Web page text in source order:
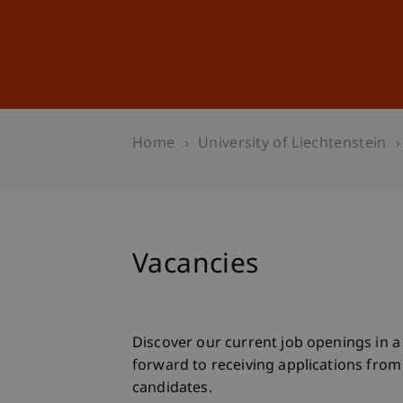
Home University of Liechtenstein
Vacancies
Discover our current job openings in
forward to receiving applications
candidates.